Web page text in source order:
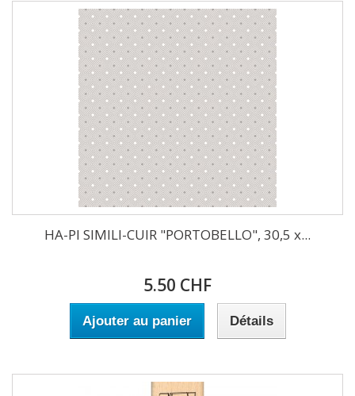
HA-PI SIMILI-CUIR "PORTOBELLO", 30,5 x...
5.50 CHF
Ajouter au panier Détails